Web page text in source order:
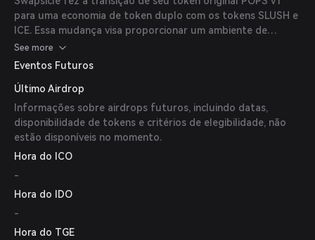
para uma economia de token duplo com os tokens SLUSH e
ICE. Essa mudança visa proporcionar um ambiente de
negociação mais flexível e recompensador para os usuários.
Além disso, a plataforma introduziu os NFTs Ice Cream
See more
Eventos Futuros
Último Airdrop
Informações sobre airdrops futuros, incluindo datas,
disponibilidade de tokens e critérios de elegibilidade, não
estão disponíveis no momento.
Hora do ICO
-
Hora do IDO
-
Hora do TGE